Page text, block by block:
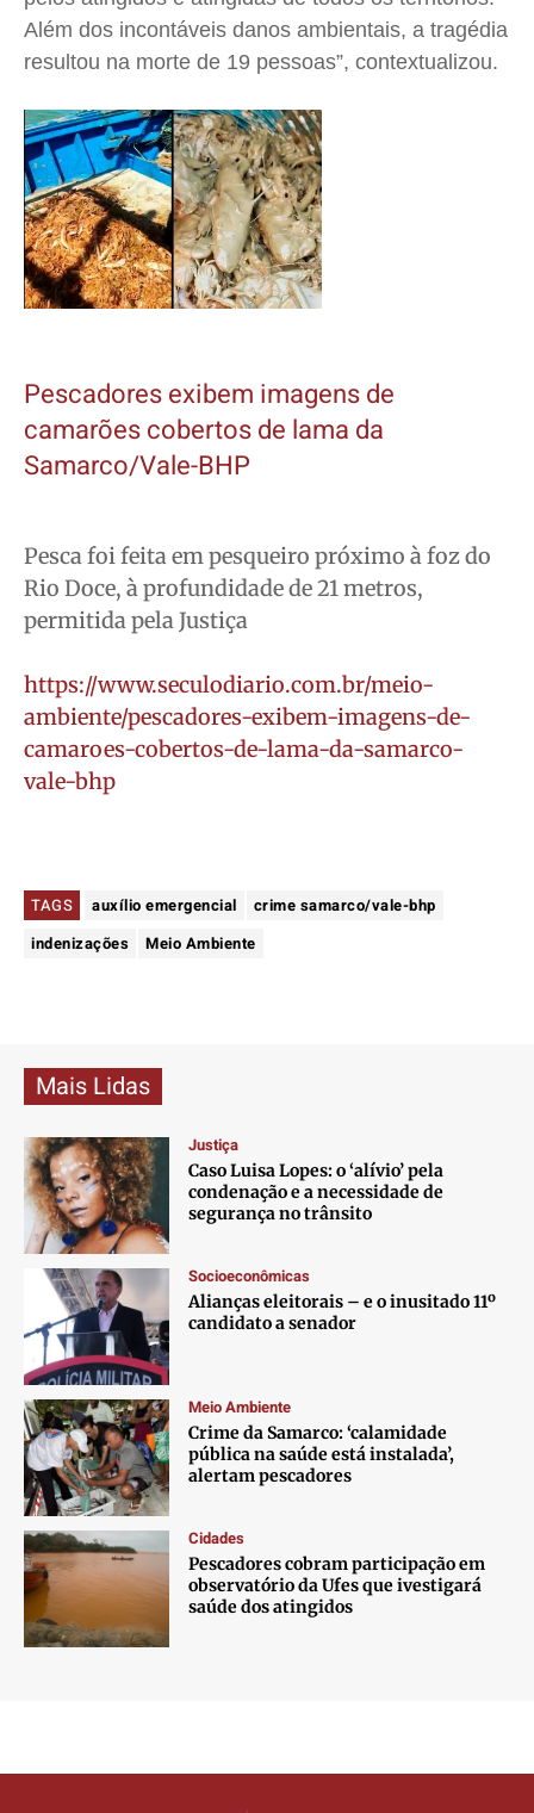
Além dos incontáveis danos ambientais, a tragédia
resultou na morte de 19 pessoas”, contextualizou.
Pescadores exibem imagens de
camarões cobertos de lama da
Samarco/Vale-BHP
Pesca foi feita em pesqueiro próximo à foz do
Rio Doce, à profundidade de 21 metros,
permitida pela Justiça
https://www.seculodiario.com.br/meio-
ambiente/pescadores-exibem-imagens-de-
camaroes-cobertos-de-lama-da-samarco-
vale-bhp
TAGS auxílio emergencial
crime samarco/vale-bhp
indenizações
Meio Ambiente
Mais Lidas
Justiça
Caso Luisa Lopes: o ‘alívio’ pela
condenação e a necessidade de
segurança no trânsito
Socioeconômicas
Alianças eleitorais – e o inusitado 11º
candidato a senador
Meio Ambiente
Crime da Samarco: ‘calamidade
pública na saúde está instalada’,
alertam pescadores
Cidades
Pescadores cobram participação em
observatório da Ufes que ivestigará
saúde dos atingidos